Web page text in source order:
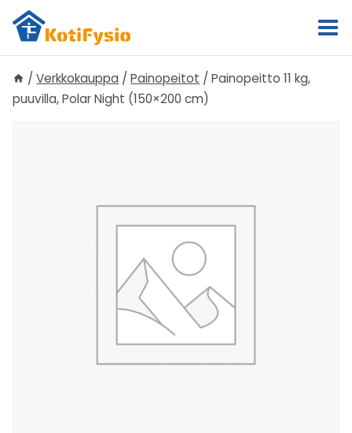
Siirry
sisältöön
/ Verkkokauppa / Painopeitot / Painopeitto 11 kg,
puuvilla, Polar Night (150×200 cm)